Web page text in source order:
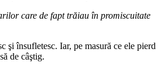
care de fapt trăiau în promiscuitate
şi însufletesc. Iar, pe masură ce ele pierd
de câştig.